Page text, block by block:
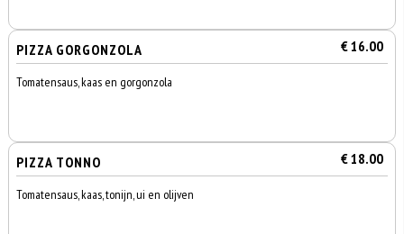
PIZZA GORGONZOLA € 16.00
Tomatensaus, kaas en gorgonzola
PIZZA TONNO € 18.00
Tomatensaus, kaas, tonijn, ui en olijven